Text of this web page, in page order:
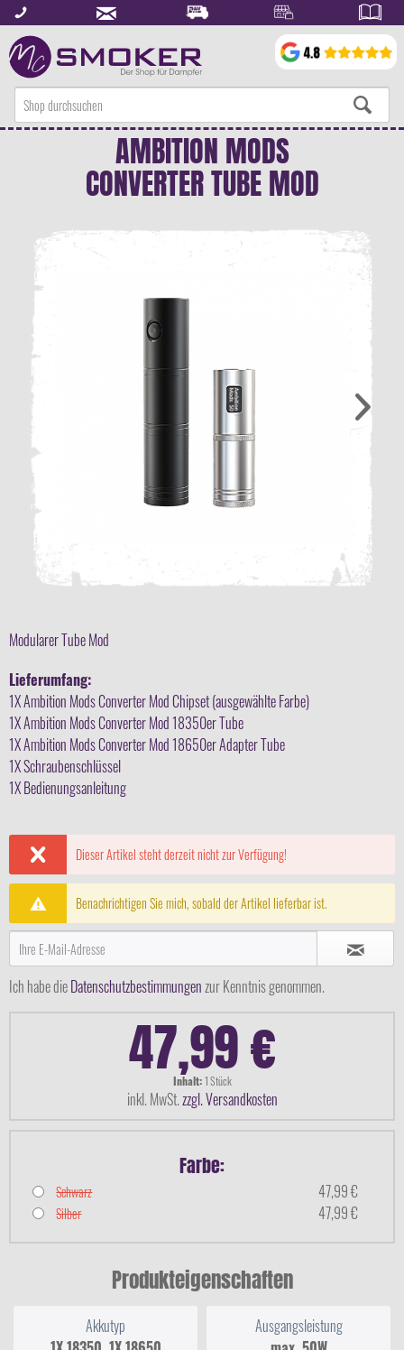
AMBITION MODS
CONVERTER TUBE MOD
Modularer Tube Mod
Lieferumfang:
1X Ambition Mods Converter Mod Chipset (ausgewählte Farbe)
1X Ambition Mods Converter Mod 18350er Tube
1X Ambition Mods Converter Mod 18650er Adapter Tube
1X Schraubenschlüssel
1X Bedienungsanleitung
Dieser Artikel steht derzeit nicht zur Verfügung!
Benachrichtigen Sie mich, sobald der Artikel lieferbar ist.
Ich habe dieDatenschutzbestimmungenzur Kenntnis genommen.
47,99 €
Inhalt:1 Stück
inkl. MwSt.zzgl. Versandkosten
Farbe:
Schwarz 47,99 €
Silber 47,99 €
Produkteigenschaften
Akkutyp
Ausgangsleistung